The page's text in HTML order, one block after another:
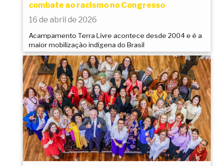
combate ao racismo no Congresso
16 de abril de 2026
Acampamento Terra Livre acontece desde 2004 e é a
maior mobilização indígena do Brasil